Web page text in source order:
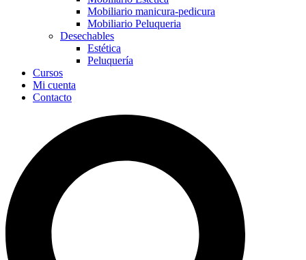
Mobiliario manicura-pedicura
Mobiliario Peluqueria
Desechables
Estética
Peluquería
Cursos
Mi cuenta
Contacto